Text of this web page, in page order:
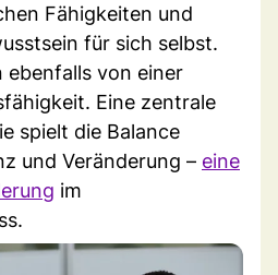
Fähigkeiten und
für sich selbst.
ebenfalls von einer
Eine zentrale
spielt die Balance
und Veränderung – eine
im